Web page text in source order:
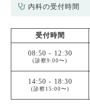
内科の受付時間
受付時間
08:50 - 12:30
(診察9:00〜)
14:50 - 18:30
(診察15:00〜)